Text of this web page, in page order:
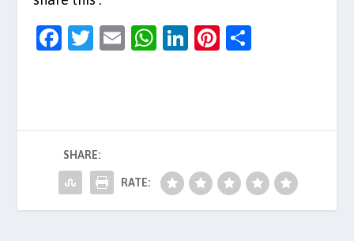
F
b
o
o
k
T
E
W
A
p
p
Li
dI
n
Pi
t
SHARE:
RATE: